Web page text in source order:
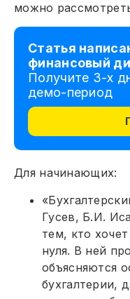
можно
Статья
финансовый
Получите 3-х
демо-период
Для начинающих:
Гусев, Б.И.
тем, кто
нуля. В ней
объясняются
бухгалтерии,